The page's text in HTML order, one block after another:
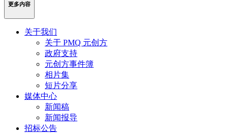
更多内容
关于我们
关于 PMQ 元创方
政府支持
元创方事件簿
相片集
短片分享
媒体中心
新闻稿
新闻报导
招标公告